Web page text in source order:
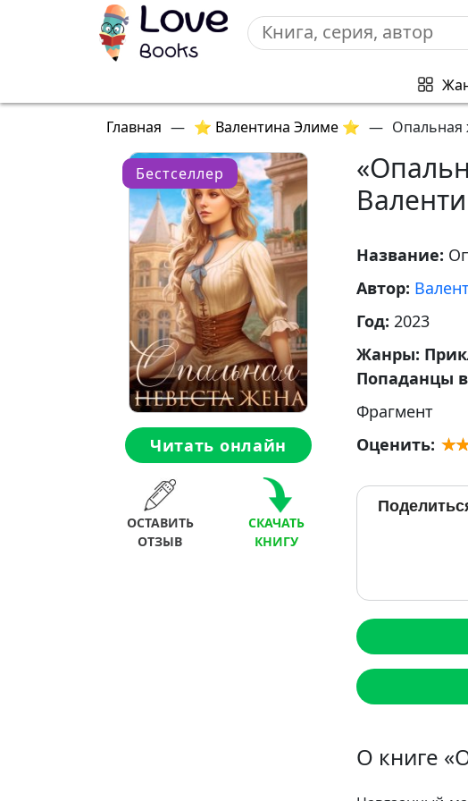
Главная — ⭐ Валентина Элиме ⭐ — Опальная
Бестселлер
Читать онлайн
ОСТАВИТЬ
ОТЗЫВ
СКАЧАТЬ
КНИГУ
Название:
Автор:
Год: 2023
Жанры:
Попаданцы
Фрагмент
Оценить:
О книге